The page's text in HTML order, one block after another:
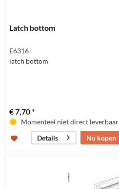
Latch bottom
E6316
latch bottom
€ 7,70 *
Momenteel niet direct leverbaar
Details
Nu kopen